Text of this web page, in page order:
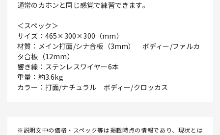
通常のカホンと同じ感覚で練習できます。
＜スペック＞
サイズ：465×300×300（mm）
材質：メイン打面/シナ合板（3mm） ボディー/ファルカ
タ合板（12mm）
響き線：ステンレスワイヤー6本
重量：約3.6kg
カラー：打面/ナチュラル ボディー/クロッカス
※説明文中の価格・スペック等は掲載時点の情報であり、現状とは